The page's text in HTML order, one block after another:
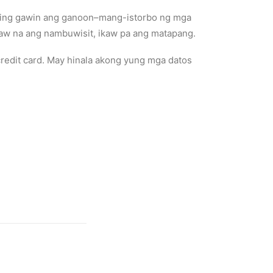
gawin ang ganoon–mang-istorbo ng mga
na ang nambuwisit, ikaw pa ang matapang.
card. May hinala akong yung mga datos